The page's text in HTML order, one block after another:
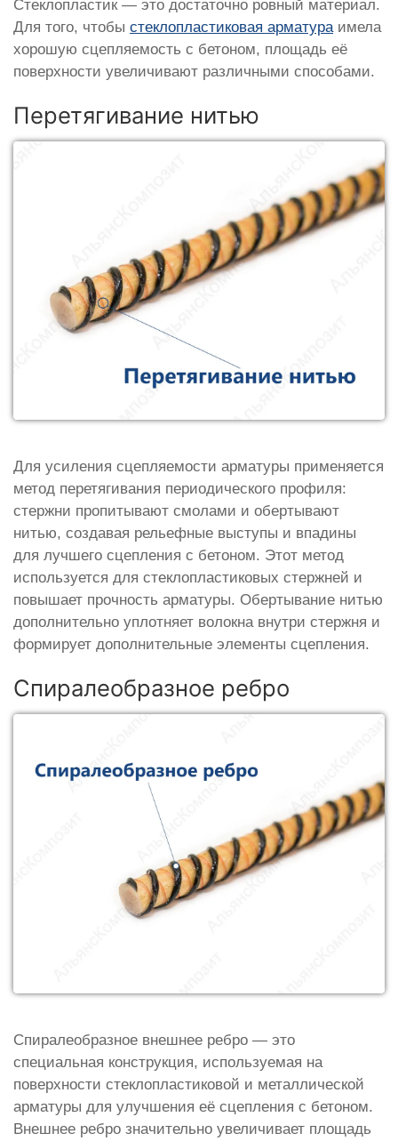
Стеклопластик — это достаточно ровный материал.
Для того, чтобы стеклопластиковая арматураимела
хорошую сцепляемость с бетоном, площадь её
поверхности увеличивают различными способами.
Перетягивание нитью
Для усиления сцепляемости арматуры применяется
метод перетягивания периодического профиля:
стержни пропитывают смолами и обертывают
нитью, создавая рельефные выступы и впадины
для лучшего сцепления с бетоном. Этот метод
используется для стеклопластиковых стержней и
повышает прочность арматуры. Обертывание нитью
дополнительно уплотняет волокна внутри стержня и
формирует дополнительные элементы сцепления.
Спиралеобразное ребро
Спиралеобразное внешнее ребро — это
специальная конструкция, используемая на
поверхности стеклопластиковой и металлической
арматуры для улучшения её сцепления с бетоном.
Внешнее ребро значительно увеличивает площадь